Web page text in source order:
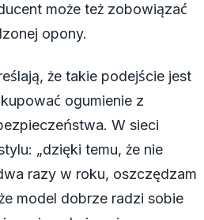
może też zobowiązać
opony.
że takie podejście jest
ogumienie z
W sieci
„dzięki temu, że nie
razy w roku, oszczędzam
model dobrze radzi sobie